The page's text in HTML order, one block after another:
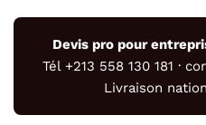
Devis pro pour
Tél +213 558 130 181 ·
Livraison